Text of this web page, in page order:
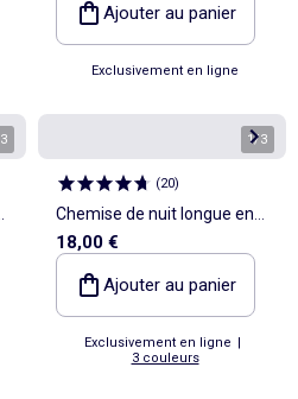
Ajouter au panier
Exclusivement en ligne
3 1/3
(20)
Chemise de nuit longue en
voile de coton
18,00 €
Ajouter au panier
Exclusivement en ligne |
3 couleurs